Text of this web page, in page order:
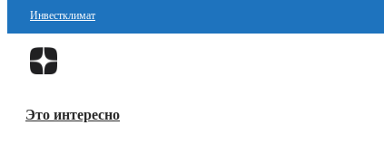
Инвестклимат
Финансы
Блокчейн
Это интересно